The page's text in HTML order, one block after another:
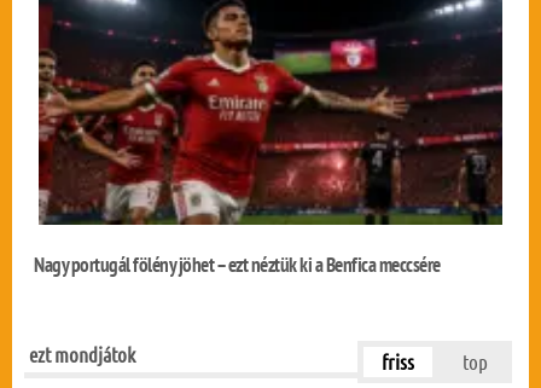
Nagy portugál fölény jöhet – ezt néztük ki a Benfica meccsére
ezt mondjátok friss top